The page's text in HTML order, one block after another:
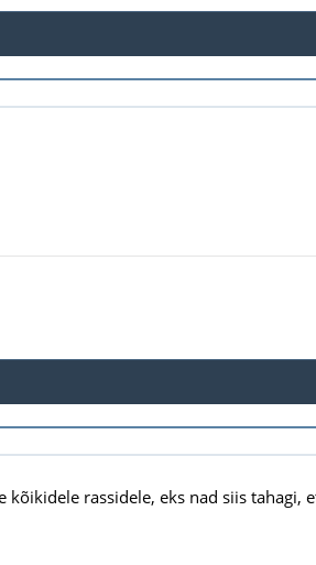
rassidele, eks nad siis tahagi,